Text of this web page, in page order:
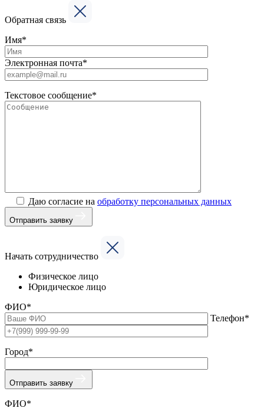
Обратная связь
Имя*
Электронная почта*
Текстовое сообщение*
Даю согласие на обработку персональных данных
Отправить заявку
Начать сотрудничество
Физическое лицо
Юридическое лицо
ФИО*
Телефон*
Город*
Отправить заявку
ФИО*